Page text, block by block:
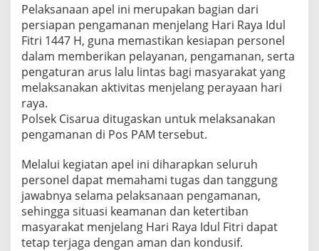
Pelaksanaan apel ini merupakan bagian dari
persiapan pengamanan menjelang Hari Raya Idul
Fitri 1447 H, guna memastikan kesiapan personel
dalam memberikan pelayanan, pengamanan, serta
pengaturan arus lalu lintas bagi masyarakat yang
melaksanakan aktivitas menjelang perayaan hari
raya.
Polsek Cisarua ditugaskan untuk melaksanakan
pengamanan di Pos PAM tersebut.
Melalui kegiatan apel ini diharapkan seluruh
personel dapat memahami tugas dan tanggung
jawabnya selama pelaksanaan pengamanan,
sehingga situasi keamanan dan ketertiban
masyarakat menjelang Hari Raya Idul Fitri dapat
tetap terjaga dengan aman dan kondusif.